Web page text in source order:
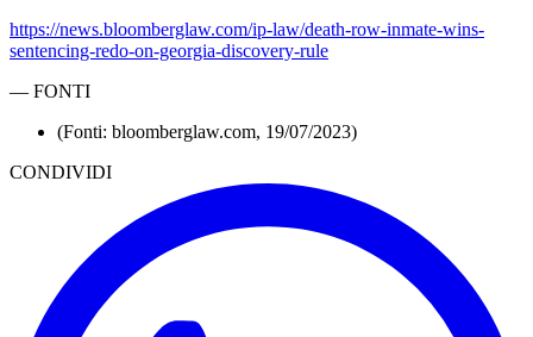
https://news.bloomberglaw.com/ip-law/death-row-inmate-wins-
sentencing-redo-on-georgia-discovery-rule
— FONTI
(Fonti: bloomberglaw.com, 19/07/2023)
CONDIVIDI